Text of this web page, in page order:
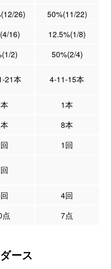
26)
50%(11/22)
16)
12.5%(1/8)
2)
50%(2/4)
21本 4-11-15本
1本
8本
1回
4回
点 7点
ース